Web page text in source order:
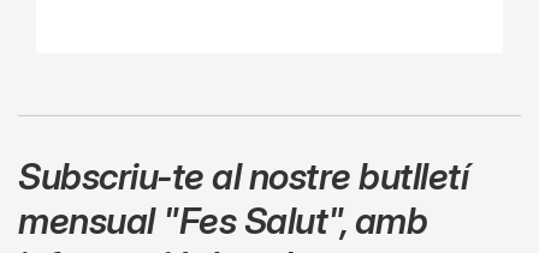
Subscriu-te al nostre butlletí
mensual "Fes Salut",amb